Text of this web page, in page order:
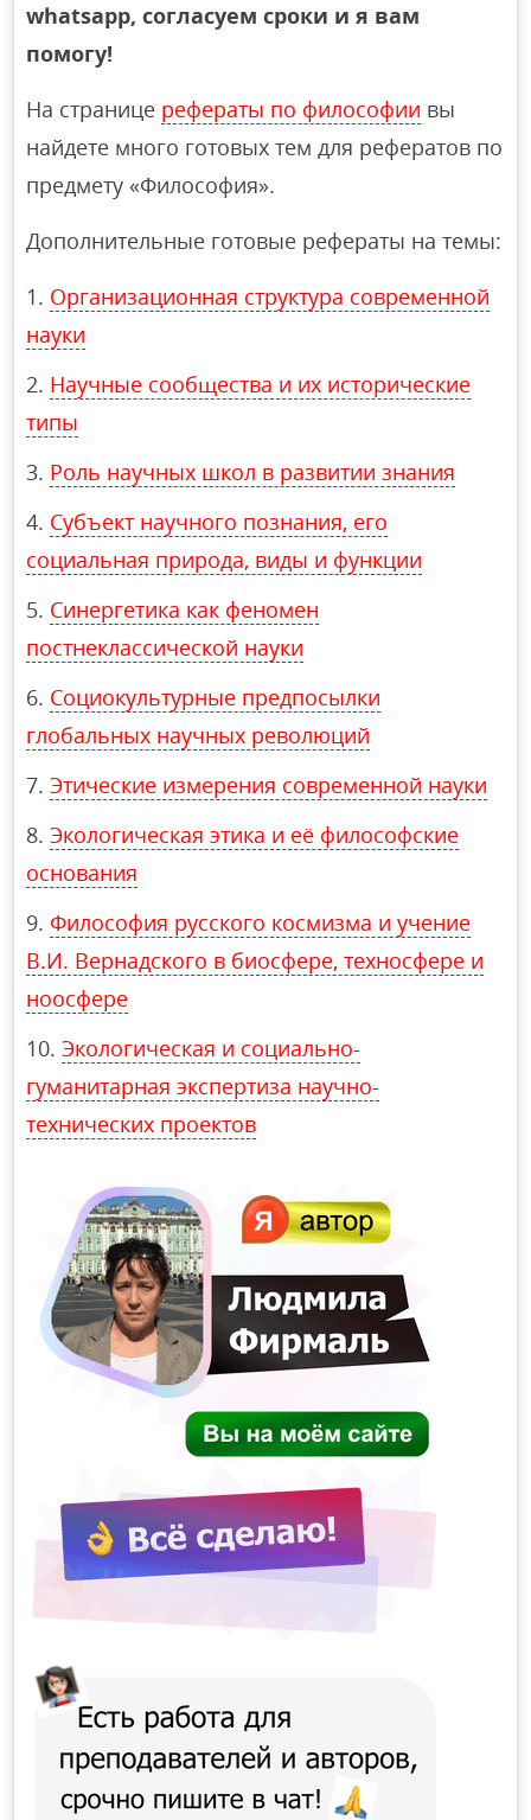
whatsapp, согласуем сроки и я вам
помогу!
На странице рефераты по философии вы
найдете много готовых тем для рефератов по
предмету «Философия».
Дополнительные готовые рефераты на темы:
Организационная структура современной
науки
Научные сообщества и их исторические
типы
Роль научных школ в развитии знания
Субъект научного познания, его
социальная природа, виды и функции
Синергетика как феномен
постнеклассической науки
Социокультурные предпосылки
глобальных научных революций
Этические измерения современной науки
Экологическая этика и её философские
основания
Философия русского космизма и учение
В.И. Вернадского в биосфере, техносфере и
ноосфере
Экологическая и социально-
гуманитарная экспертиза научно-
технических проектов